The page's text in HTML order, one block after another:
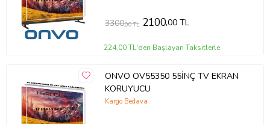
3300,00 TL 2100,00 TL
224,00 TL'den Başlayan Taksitlerle
ONVO OV55350 55İNÇ TV EKRAN
KORUYUCU
Kargo Bedava